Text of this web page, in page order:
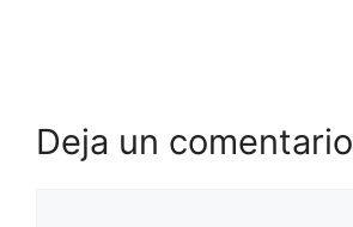
Deja un comentario